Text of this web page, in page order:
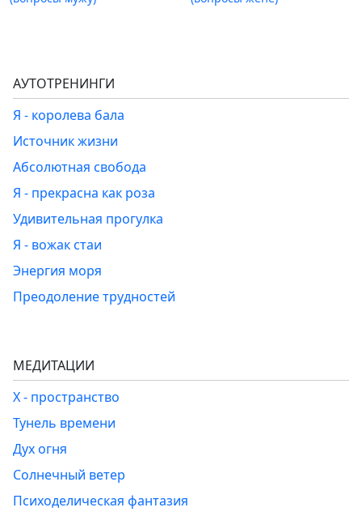
АУТОТРЕНИНГИ
Я - королева бала
Источник жизни
Абсолютная свобода
Я - прекрасна как роза
Удивительная прогулка
Я - вожак стаи
Энергия моря
Преодоление трудностей
МЕДИТАЦИИ
Х - пространство
Тунель времени
Дух огня
Солнечный ветер
Психоделическая фантазия